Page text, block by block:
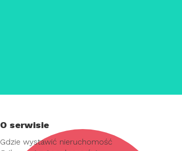
O serwisie
Gdzie wystawić nieruchomość